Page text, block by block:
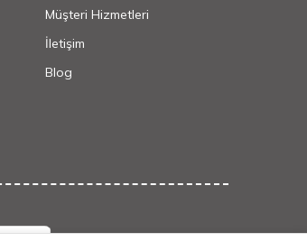
Müşteri Hizmetleri
İletişim
Blog